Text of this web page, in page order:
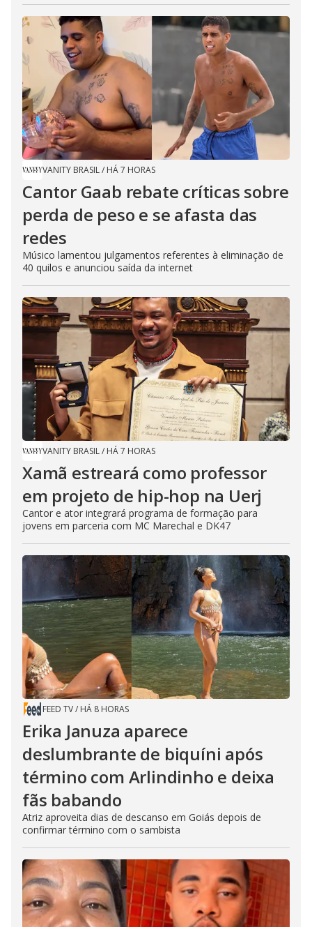
VANITY BRASIL/ HÁ 7 HORAS
Cantor Gaab rebate críticas sobre
perda de peso e se afasta das
redes
Músico lamentou julgamentos referentes à eliminação de
40 quilos e anunciou saída da internet
VANITY BRASIL/ HÁ 7 HORAS
Xamã estreará como professor
em projeto de hip-hop na Uerj
Cantor e ator integrará programa de formação para
jovens em parceria com MC Marechal e DK47
FEED TV/ HÁ 8 HORAS
Erika Januza aparece
deslumbrante de biquíni após
término com Arlindinho e deixa
fãs babando
Atriz aproveita dias de descanso em Goiás depois de
confirmar término com o sambista